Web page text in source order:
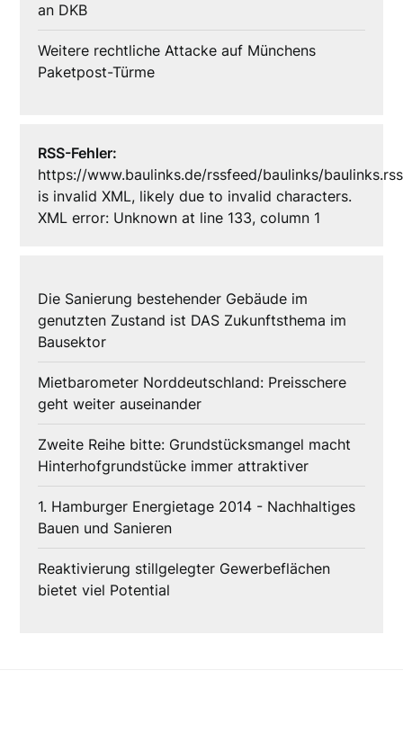
an DKB
Weitere rechtliche Attacke auf Münchens
Paketpost-Türme
RSS-Fehler:
https://www.baulinks.de/rssfeed/baulinks/baulinks.rss
is invalid XML, likely due to invalid characters.
XML error: Unknown at line 133, column 1
Die Sanierung bestehender Gebäude im
genutzten Zustand ist DAS Zukunftsthema im
Bausektor
Mietbarometer Norddeutschland: Preisschere
geht weiter auseinander
Zweite Reihe bitte: Grundstücksmangel macht
Hinterhofgrundstücke immer attraktiver
1. Hamburger Energietage 2014 - Nachhaltiges
Bauen und Sanieren
Reaktivierung stillgelegter Gewerbeflächen
bietet viel Potential